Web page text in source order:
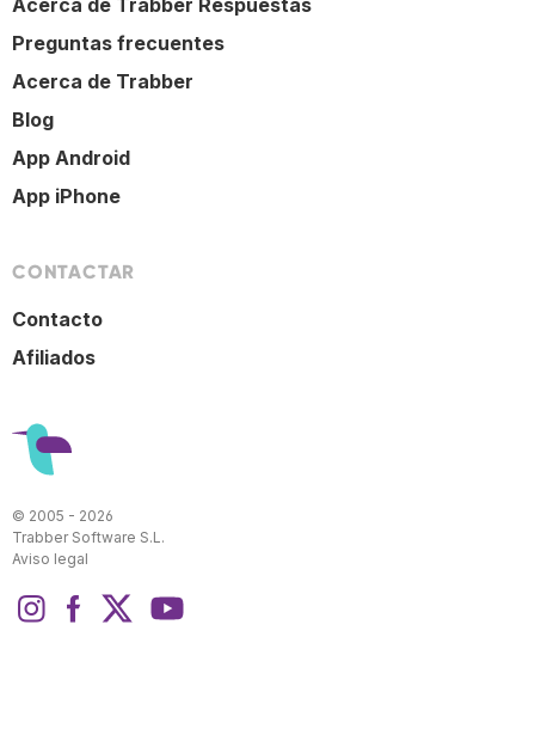
Acerca de Trabber Respuestas
Preguntas frecuentes
Acerca de Trabber
Blog
App Android
App iPhone
CONTACTAR
Contacto
Afiliados
© 2005 - 2026
Trabber Software S.L.
Aviso legal